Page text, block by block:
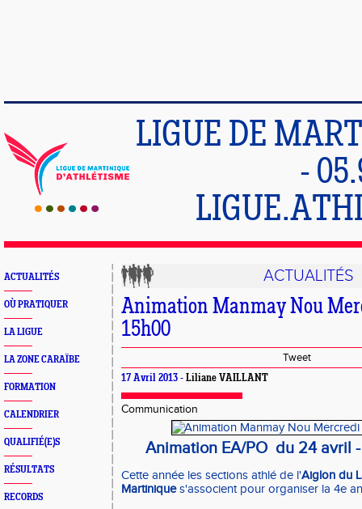
LIGUE DE
-
ACTUALITÉS
OÙ PRATIQUER
LA LIGUE
LA ZONE CARAÏBE
FORMATION
CALENDRIER
QUALIFIÉ(E)S
RÉSULTATS
RECORDS
ACTUALITÉS
Animation Manmay Nou
15h00
Tweet
17 Avril 2013 - Liliane VAILLANT
Communication
Animation EA/PO du 24 avril -
Cette année les sections athlé de l'Aiglon du
Martiniques'associent pour organiser la 4e